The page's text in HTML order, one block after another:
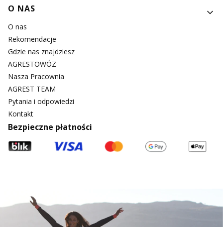
O NAS
O nas
Rekomendacje
Gdzie nas znajdziesz
AGRESTOWÓZ
Nasza Pracownia
AGREST TEAM
Pytania i odpowiedzi
Kontakt
Bezpieczne płatności